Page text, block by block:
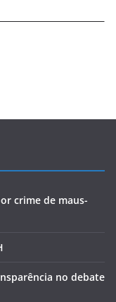
crime de maus-
no debate